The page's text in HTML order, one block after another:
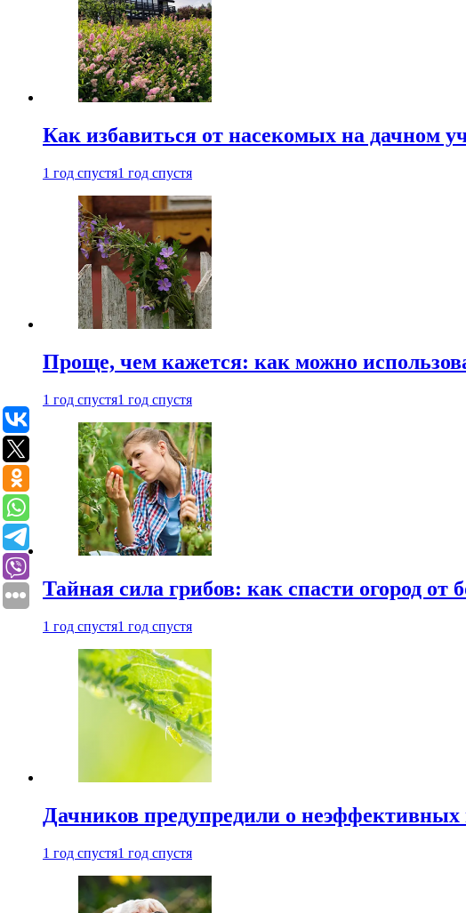
Как избавиться от насекомых на дачном
1 год спустя1 год спустя
Проще, чем кажется: как можно
1 год спустя1 год спустя
Тайная сила грибов: как спасти огород
1 год спустя1 год спустя
Дачников предупредили о
1 год спустя1 год спустя